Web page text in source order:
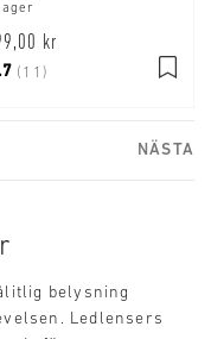
kr
(11) utav 5 stjärnor
NÄSTA
belysning
Ledlensers